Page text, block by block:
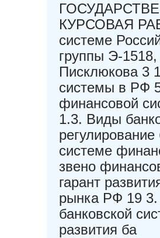
КУРСОВАЯ
системе
группы Э-
Писклюкова 3
системы в РФ
финансовой
1.3. Виды
системе
звено
гарант
рынка РФ 19 3.
банковской
развития ба